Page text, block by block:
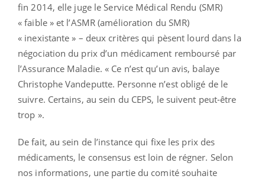
fin 2014, elle juge le Service Médical Rendu (SMR)
« faible » et l’ASMR (amélioration du SMR)
« inexistante » – deux critères qui pèsent lourd dans la
négociation du prix d’un médicament remboursé par
l’Assurance Maladie. « Ce n’est qu’un avis, balaye
Christophe Vandeputte. Personne n’est obligé de le
suivre. Certains, au sein du CEPS, le suivent peut-être
trop ».
De fait, au sein de l’instance qui fixe les prix des
médicaments, le consensus est loin de régner. Selon
nos informations, une partie du comité souhaite